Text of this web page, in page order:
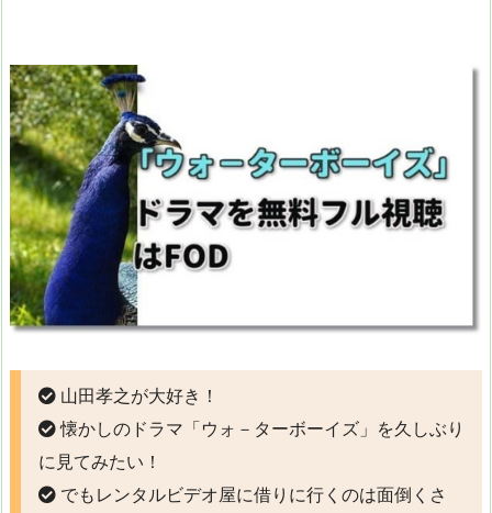
山田孝之が大好き！
懐かしのドラマ「ウォ－ターボーイズ」を久しぶり
に見てみたい！
でもレンタルビデオ屋に借りに行くのは面倒くさ